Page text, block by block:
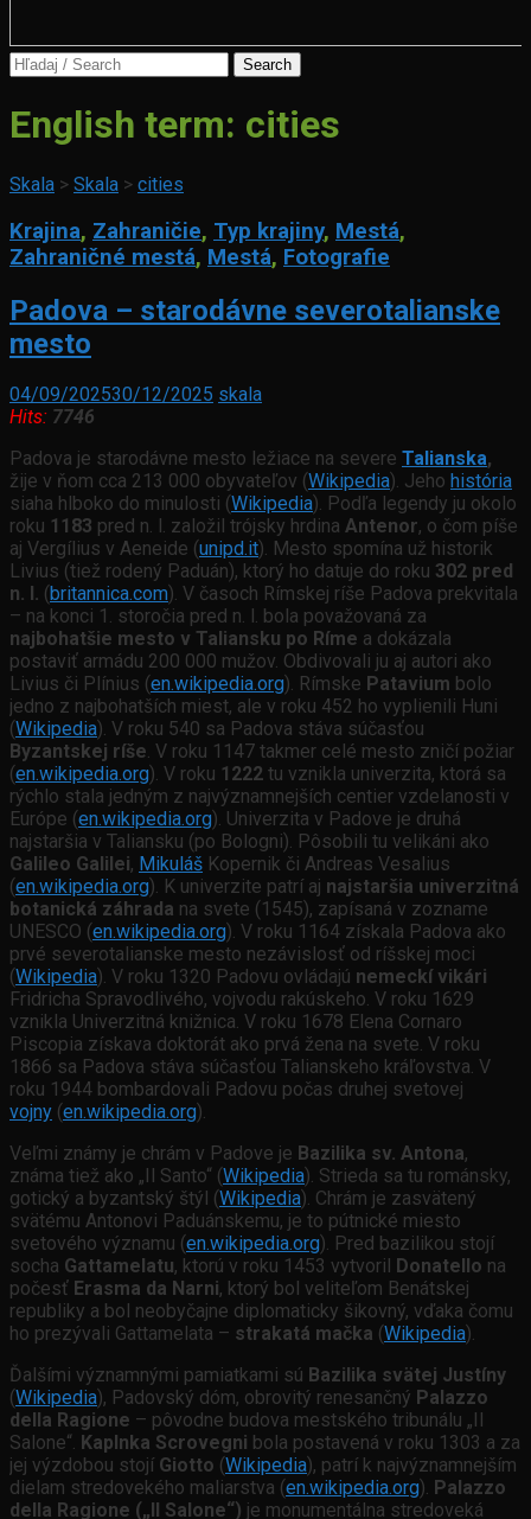
Search
English term: cities
Skala > Skala > cities
Krajina, Zahraničie, Typ krajiny, Mestá,
Zahraničné mestá, Mestá, Fotografie
Padova – starodávne severotalianske
mesto
04/09/202530/12/2025 skala
Hits: 7746
Padova je starodávne mesto ležiace na severe Talianska,
žije v ňom cca 213 000 obyvateľov (Wikipedia). Jeho história
siaha hlboko do minulosti (Wikipedia). Podľa legendy ju okolo
roku 1183 pred n. l. založil trójsky hrdina Antenor, o čom píše
aj Vergílius v Aeneide (unipd.it). Mesto spomína už historik
Livius (tiež rodený Paduán), ktorý ho datuje do roku 302 pred
n. l. (britannica.com). V časoch Rímskej ríše Padova prekvitala
– na konci 1. storočia pred n. l. bola považovaná za
najbohatšie mesto v Taliansku po Ríme a dokázala
postaviť armádu 200 000 mužov. Obdivovali ju aj autori ako
Livius či Plínius (en.wikipedia.org). Rímske Patavium bolo
jedno z najbohatších miest, ale v roku 452 ho vyplienili Huni
(Wikipedia). V roku 540 sa Padova stáva súčasťou
Byzantskej ríše. V roku 1147 takmer celé mesto zničí požiar
(en.wikipedia.org). V roku 1222 tu vznikla univerzita, ktorá sa
rýchlo stala jedným z najvýznamnejších centier vzdelanosti v
Európe (en.wikipedia.org). Univerzita v Padove je druhá
najstaršia v Taliansku (po Bologni). Pôsobili tu velikáni ako
Galileo Galilei, Mikuláš Kopernik či Andreas Vesalius
(en.wikipedia.org). K univerzite patrí aj najstaršia univerzitná
botanická záhrada na svete (1545), zapísaná v zozname
UNESCO (en.wikipedia.org). V roku 1164 získala Padova ako
prvé severotalianske mesto nezávislosť od ríšskej moci
(Wikipedia). V roku 1320 Padovu ovládajú nemeckí vikári
Fridricha Spravodlivého, vojvodu rakúskeho. V roku 1629
vznikla Univerzitná knižnica. V roku 1678 Elena Cornaro
Piscopia získava doktorát ako prvá žena na svete. V roku
1866 sa Padova stáva súčasťou Talianskeho kráľovstva. V
roku 1944 bombardovali Padovu počas druhej svetovej
vojny (en.wikipedia.org).
Veľmi známy je chrám v Padove je Bazilika sv. Antona,
známa tiež ako „Il Santo“ (Wikipedia). Strieda sa tu románsky,
gotický a byzantský štýl (Wikipedia). Chrám je zasvätený
svätému Antonovi Paduánskemu, je to pútnické miesto
svetového významu (en.wikipedia.org). Pred bazilikou stojí
socha Gattamelatu, ktorú v roku 1453 vytvoril Donatello na
počesť Erasma da Narni, ktorý bol veliteľom Benátskej
republiky a bol neobyčajne diplomaticky šikovný, vďaka čomu
ho prezývali Gattamelata – strakatá mačka (Wikipedia).
Ďalšími významnými pamiatkami sú Bazilika svätej Justíny
(Wikipedia), Padovský dóm, obrovitý renesančný Palazzo
della Ragione – pôvodne budova mestského tribunálu „Il
Salone“. Kaplnka Scrovegni bola postavená v roku 1303 a za
jej výzdobou stojí Giotto (Wikipedia), patrí k najvýznamnejším
dielam stredovekého maliarstva (en.wikipedia.org). Palazzo
della Ragione („Il Salone“) je monumentálna stredoveká